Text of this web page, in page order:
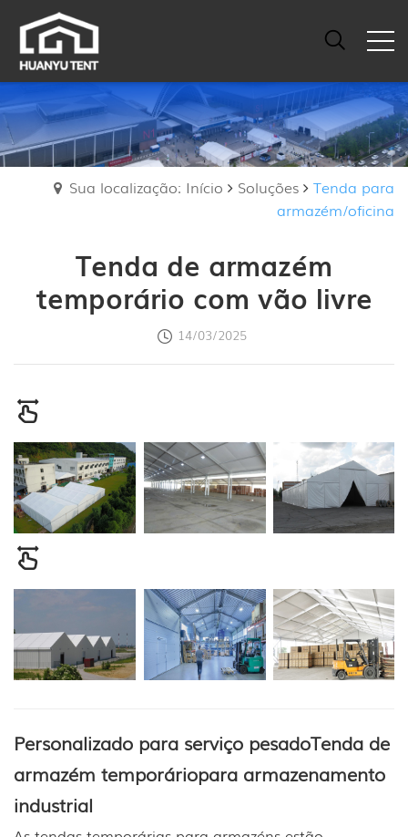
Sua localização: Início Soluções
Tenda para
armazém/oficina
Tenda de armazém
temporário com vão livre
14/03/2025
Personalizado para serviço pesadoTenda de
armazém temporáriopara armazenamento
industrial